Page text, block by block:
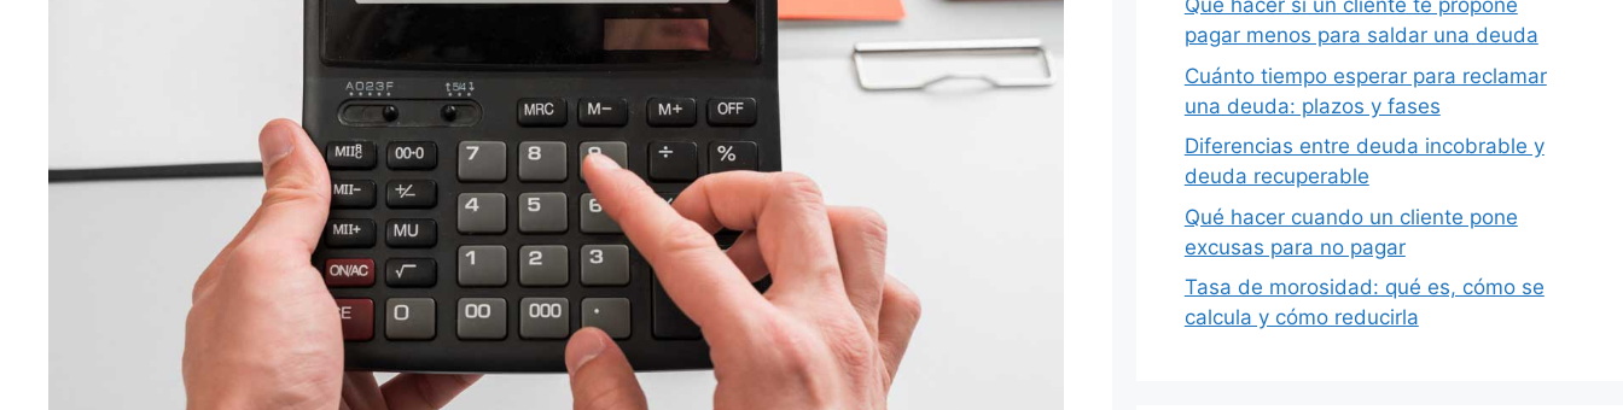
Qué hacer si un cliente te propone
pagar menos para saldar una deuda
Cuánto tiempo esperar para reclamar
una deuda: plazos y fases
Diferencias entre deuda incobrable y
deuda recuperable
Qué hacer cuando un cliente pone
excusas para no pagar
Tasa de morosidad: qué es, cómo se
calcula y cómo reducirla